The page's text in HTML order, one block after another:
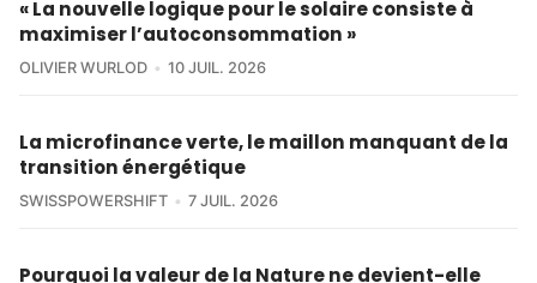
« La nouvelle logique pour le solaire consiste à
maximiser l’autoconsommation »
OLIVIER WURLOD 10 JUIL. 2026
La microfinance verte, le maillon manquant de la
transition énergétique
SWISSPOWERSHIFT 7 JUIL. 2026
Pourquoi la valeur de la Nature ne devient-elle